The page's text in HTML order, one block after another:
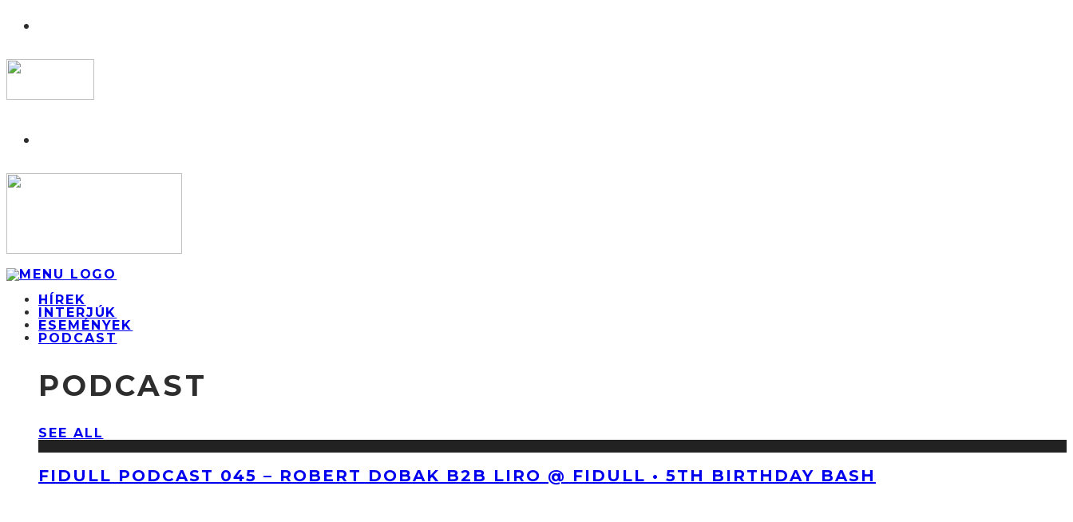
HÍREK
INTERJÚK
ESEMÉNYEK
PODCAST
PODCAST
SEE ALL
FIDULL PODCAST 045 – ROBERT DOBAK B2B LIRO @ FIDULL • 5TH BIRTHDAY BASH